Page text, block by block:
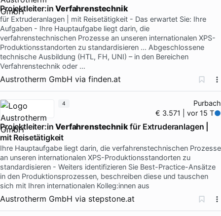
Projektleiter:inVerfahrenstechnik
für Extruderanlagen | mit Reisetätigkeit - Das erwartet Sie: Ihre
Aufgaben - Ihre Hauptaufgabe liegt darin, die
verfahrenstechnischen Prozesse an unseren internationalen XPS-
Produktionsstandorten zu standardisieren … Abgeschlossene
technische Ausbildung (HTL, FH, UNI) – in den Bereichen
Verfahrenstechnik oder …
Austrotherm GmbH via finden.at
Purbach
€ 3.571 | vor 15 T
Projektleiter:inVerfahrenstechnik für Extruderanlagen |
mit Reisetätigkeit
Ihre Hauptaufgabe liegt darin, die verfahrenstechnischen Prozesse
an unseren internationalen XPS-Produktionsstandorten zu
standardisieren - Weiters identifizieren Sie Best-Practice-Ansätze
in den Produktionsprozessen, beschreiben diese und tauschen
sich mit Ihren internationalen Kolleg:innen aus
Austrotherm GmbH via stepstone.at
4